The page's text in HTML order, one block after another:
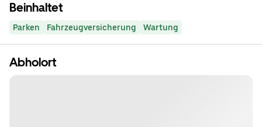
Beinhaltet
Parken Fahrzeugversicherung Wartung
Abholort